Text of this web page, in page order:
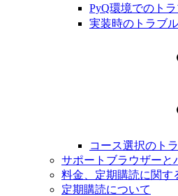
PyQ環境でのト
実装時のトラブル
コース選択のト
サポートブラウザーと
料金、定期購読に関す
定期購読について